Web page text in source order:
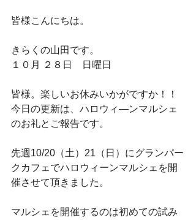
皆様こんにちは。
きらくの山田です。
１０月 ２８日　日曜日
皆様。楽しいお休みいかがですか！！
今日の更新は、ハロウィ―ンマルシェ
のお礼とご報告です。
先週10/20（土）21（日）にグランパー
クカフェでハロウィーンマルシェを開
催させて頂きました。
マルシェを開催するのは初めての試み